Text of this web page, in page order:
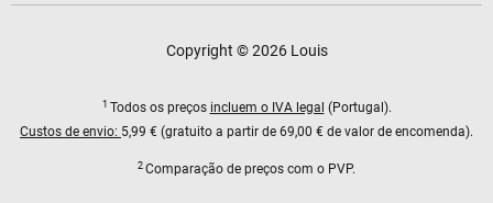
Copyright © 2026 Louis
1 Todos os preços incluem o IVA legal (Portugal).
Custos de envio: 5,99 € (gratuito a partir de 69,00 € de valor de encomenda).
2 Comparação de preços com o PVP.